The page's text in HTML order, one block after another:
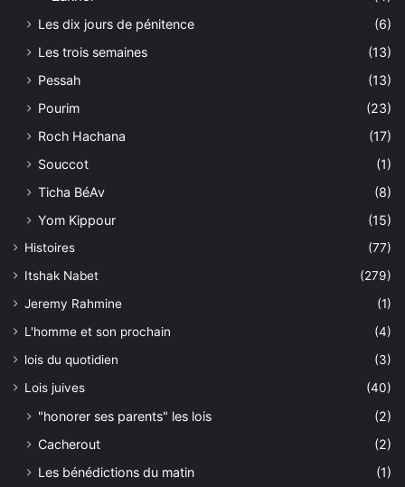
Les dix jours de pénitence
(6)
Les trois semaines
(13)
Pessah
(13)
Pourim
(23)
Roch Hachana
(17)
Souccot
(1)
Ticha BéAv
(8)
Yom Kippour
(15)
Histoires
(77)
Itshak Nabet
(279)
Jeremy Rahmine
(1)
L'homme et son prochain
(4)
lois du quotidien
(3)
Lois juives
(40)
"honorer ses parents" les lois
(2)
Cacherout
(2)
Les bénédictions du matin
(1)